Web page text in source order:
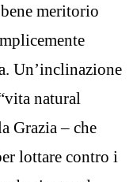
meritorio
Un’inclinazione
natural
Grazia – che
lottare contro i